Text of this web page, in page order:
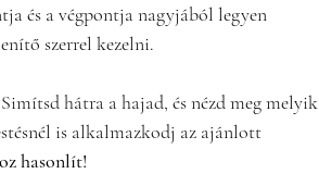
és a végpontja nagyjából legyen
szerrel kezelni.
Simítsd hátra a hajad, és nézd meg melyik
is alkalmazkodj az ajánlott
hasonlít!